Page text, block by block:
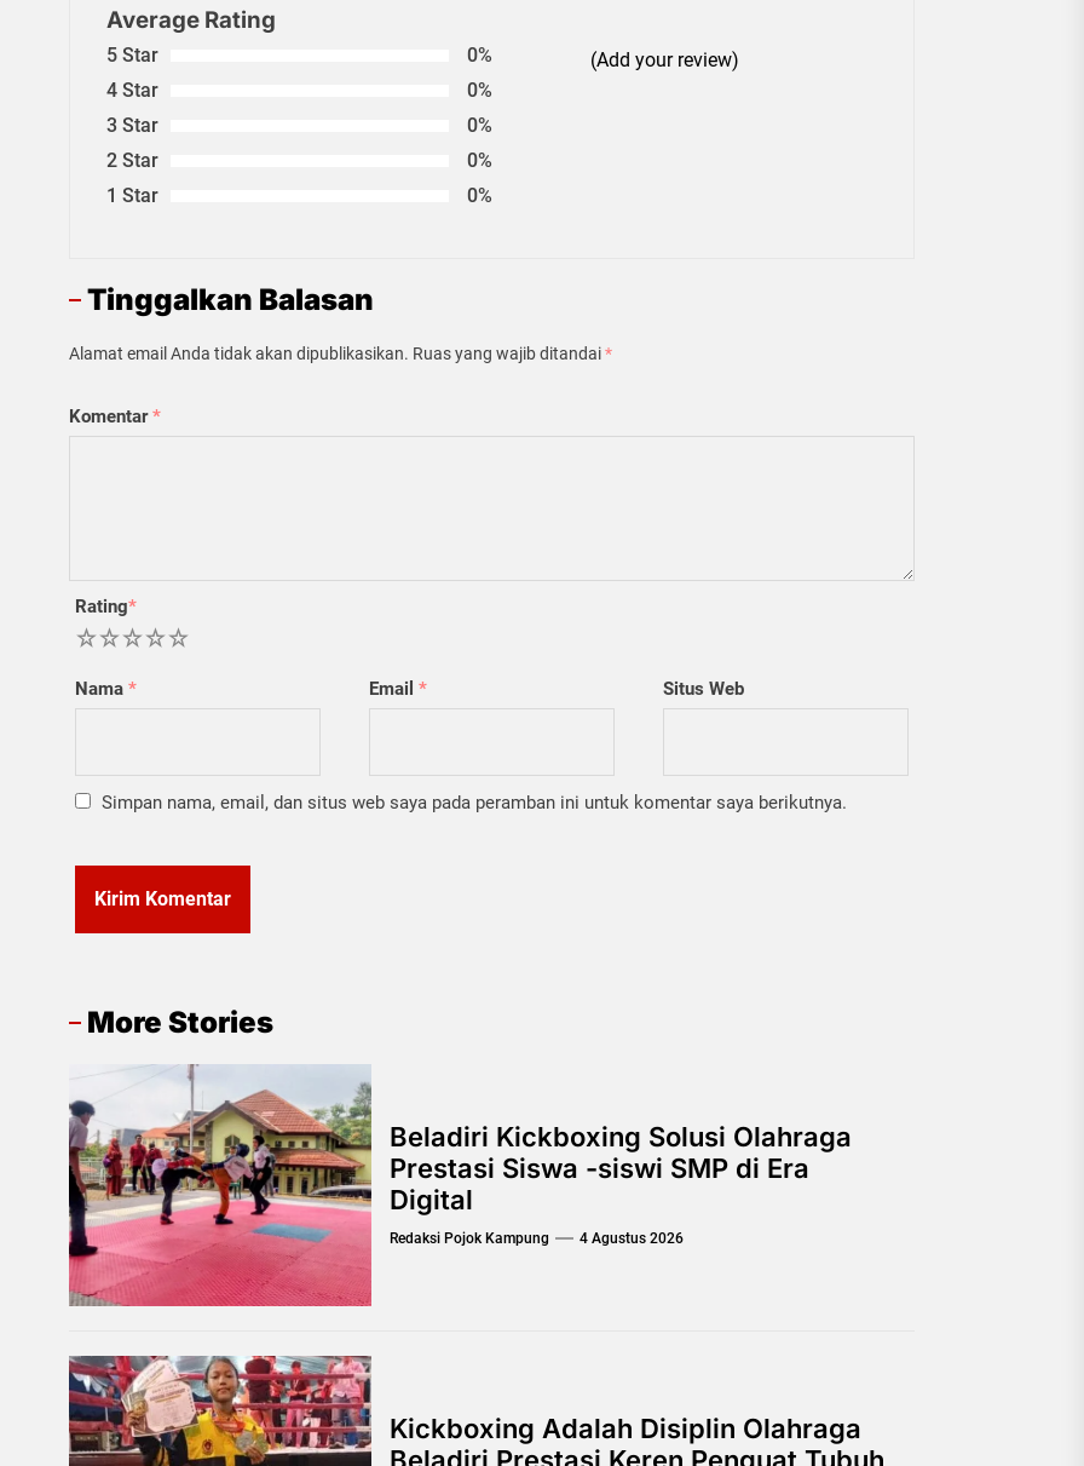
Average Rating
5 Star
0%
4 Star
0%
3 Star
0%
2 Star
0%
1 Star
0%
(Add your review)
Tinggalkan Balasan
Alamat email Anda tidak akan dipublikasikan. Ruas yang wajib ditandai*
Komentar*
Rating*
5
4
3
2
Nama * Email * Situs Web
Simpan nama, email, dan situs web saya pada peramban ini untuk komentar saya berikutnya.
More Stories
Beladiri Kickboxing Solusi Olahraga
Prestasi Siswa -siswi SMP di Era
Digital
Redaksi Pojok Kampung 4 Agustus 2026
Kickboxing Adalah Disiplin Olahraga